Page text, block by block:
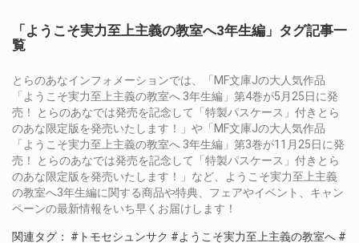
「ようこそ実力至上主義の教室へ3年生編」タグ記事一
覧
とらのあなインフォメーションでは、「MF文庫Jの大人気作品
「ようこそ実力至上主義の教室へ 3年生編」第4巻が5月25日に発
売！ とらのあなでは発売を記念して「特製パスケース」付きとら
のあな限定版を発売いたします！」や「MF文庫Jの大人気作品
「ようこそ実力至上主義の教室へ 3年生編」第3巻が11月25日に発
売！ とらのあなでは発売を記念して「特製パスケース」付きとら
のあな限定版を発売いたします！」など、ようこそ実力至上主義
の教室へ3年生編に関する商品や特典、フェアやイベント、キャン
ペーンの最新情報をいち早くお届けします！
関連タグ： #トモセシュンサク #ようこそ実力至上主義の教室へ #